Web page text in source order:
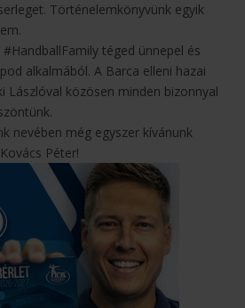
Történelemkönyvünk egyik
#HandballFamily téged ünnepel és
alkalmából. A Barca elleni hazai
Lászlóval közösen minden bizonnyal
nevében még egyszer kívánunk
Péter!